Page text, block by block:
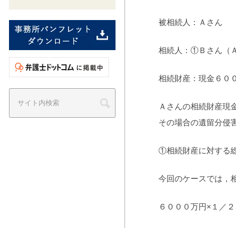
被相続人：Ａさん
相続人：①Ｂさん
相続財産：現金６０
Ａさんの相続財産現
その場合の遺留分侵
①相続財産に対する
今回のケースでは，
６０００万円×１／